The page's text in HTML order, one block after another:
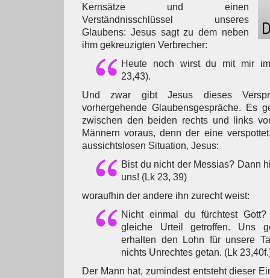
Kernsätze und einen
Verständnisschlüssel unseres
Glaubens: Jesus sagt zu dem neben
ihm gekreuzigten Verbrecher:
Heute noch wirst du mit mir
23,43).
Und zwar gibt Jesus dieses
vorhergehende Glaubensgespräche. Es
zwischen den beiden rechts und links
Männern voraus, denn der eine
aussichtslosen Situation, Jesus:
Bist du nicht der Messias? Dann
uns! (Lk 23, 39)
woraufhin der andere ihn zurecht weist:
Nicht einmal du fürchtest
gleiche Urteil getroffen. Uns
erhalten den Lohn für unsere
nichts Unrechtes getan. (Lk
Der Mann hat, zumindest entsteht dieser